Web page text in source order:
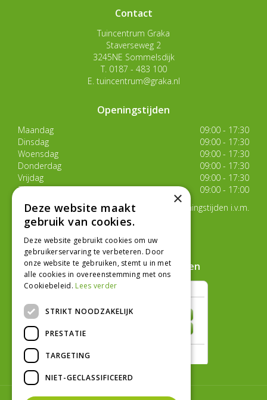
Contact
Tuincentrum Graka
Staverseweg 2
3245NE Sommelsdijk
T. 0187 - 483 100
E. tuincentrum@graka.nl
Openingstijden
Maandag
09:00 - 17:30
Dinsdag
09:00 - 17:30
Woensdag
09:00 - 17:30
Donderdag
09:00 - 17:30
Vrijdag
09:00 - 17:30
Zaterdag
09:00 - 17:00
Van 17 juli t/m 29 augustus aangepaste openingstijden i.v.m.
de zomervakantie
Toon alle openingstijden
Hoe klanten ons beoordelen
×
Deze website maakt
gebruik van cookies.
Deze website gebruikt cookies om uw
gebruikerservaring te verbeteren. Door
onze website te gebruiken, stemt u in met
alle cookies in overeenstemming met ons
Cookiebeleid. Lees verder
STRIKT NOODZAKELIJK
PRESTATIE
TARGETING
NIET-GECLASSIFICEERD